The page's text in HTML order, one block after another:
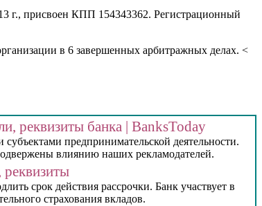
г., присвоен КПП 154343362. Регистрационный
в 6 завершенных арбитражных делах. <
реквизиты банка | BanksToday
предпринимательской деятельности.
влиянию наших рекламодателей.
срок действия рассрочки. Банк участвует в
страхования вкладов.